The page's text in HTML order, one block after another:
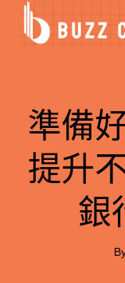
Skip
準備
提升
銀